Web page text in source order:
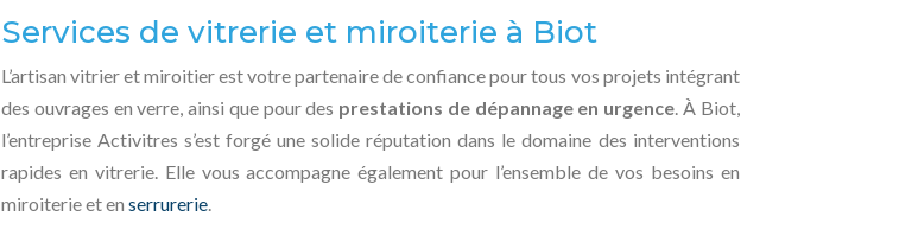
Services de vitrerie et miroiterie à Biot
L’artisan vitrier et miroitier est votre partenaire de confiance pour tous vos projets intégrant
des ouvrages en verre, ainsi que pour des prestations de dépannage en urgence. À Biot,
l’entreprise Activitres s’est forgé une solide réputation dans le domaine des interventions
rapides en vitrerie. Elle vous accompagne également pour l’ensemble de vos besoins en
miroiterie et enserrurerie.